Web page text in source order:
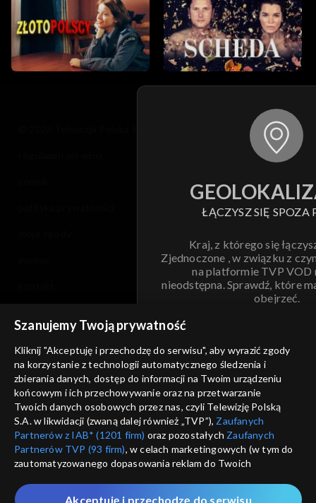
ŁĄCZYSZ SIĘ SPOZA
Kraj, z którego się
Zjednoczone , w związku z
na platformie TVP VOD
nieodstępna. Sprawdź, które
obejrzeć.
ANULUJ
informacje o dostawcy usług
Szanujemy Twoją prywatność
Kliknij "Akceptuję i przechodzę do serwisu", aby wyrazić zgody
na korzystanie z technologii automatycznego śledzenia i
zbierania danych, dostęp do informacji na Twoim urządzeniu
końcowym i ich przechowywanie oraz na przetwarzanie
Twoich danych osobowych przez nas, czyli Telewizję Polską
S.A. w likwidacji (zwaną dalej również „TVP”), Zaufanych
Partnerów z IAB* (1201 firm) oraz pozostałych Zaufanych
Partnerów TVP (93 firm), w celach marketingowych (w tym do
zautomatyzowanego dopasowania reklam do Twoich
które wskazujemy poniżej, a także zgody na udostępnianie
Akceptuję i przechodzę do serwisu